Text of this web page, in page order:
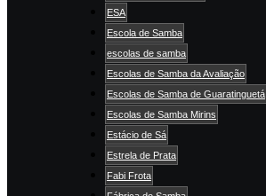
ESA
Escola de Samba
escolas de samba
Escolas de Samba da Avaliação
Escolas de Samba de Guaratinguetá
Escolas de Samba Mirins
Estácio de Sá
Estrela de Prata
Fabi Frota